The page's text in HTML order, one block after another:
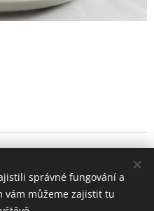
Cookies
správné fungování a
vám můžeme zajistit tu